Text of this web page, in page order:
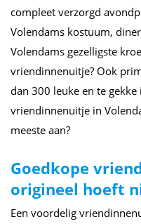
compleet verzorgd
Volendams kostuum,
Volendams gezelligste
vriendinnenuitje? Ook
dan 300 leuke en te
vriendinnenuitje in
meeste aan?
Goedkope
origineel hoeft
Een voordelig